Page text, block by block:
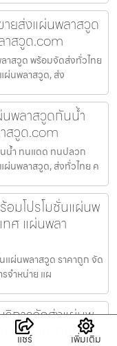
ยส่งแผ่นพลาสวูด
สวูด.com
าสวูด พร้อมจัดส่งทั่วไทย
ผ่นพลาสวูด, ส่ง
พลาสวูดกันน้ำ
สวูด.com
น้ำ ทนแดด ทนปลวก
นพลาสวูด, ส่งทั่วไทย ค
อมโปรโมชั่นแผ่นพ
ทศ แผ่นพลา
แผ่นพลาสวูด ราคาถูก จัด
จำหน่าย แผ
ริการจัดส่งแผ่นพ
าค ราคาถูก แผ่
แชร์ เพิ่มเติม